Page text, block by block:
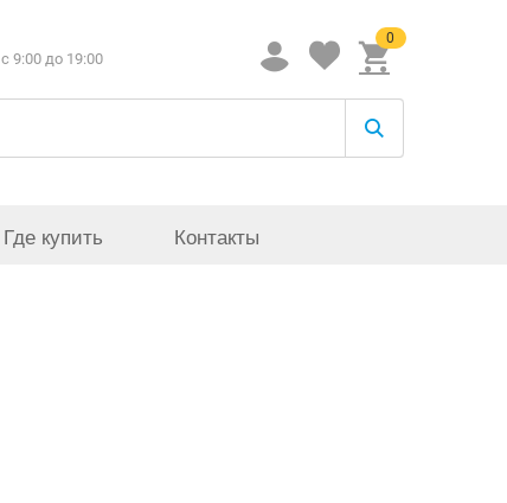
c 9:00 до 19:00
0
Где купить Контакты